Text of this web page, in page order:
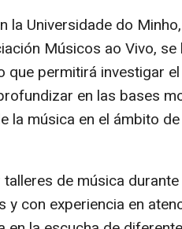
la Universidade do
Músicos ao Vivo, se
que permitirá investigar
en las bases
la música en el ámbito
de música
con experiencia en